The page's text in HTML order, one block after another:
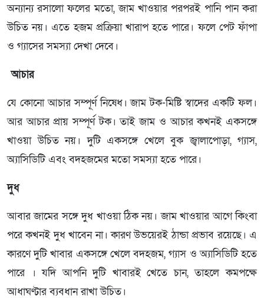
অন্যান্য রসালো ফলের মতো, জাম খাওয়ার পরপরই পানি পান করা
উচিত নয়। এতে হজম প্রক্রিয়া খারাপ হতে পারে। ফলে পেট ফাঁপা
ও গ্যাসের সমস্যা দেখা দেবে।
আচার
যে কোনো আচার সম্পূর্ণ নিষেধ। জাম টক-মিষ্টি স্বাদের একটি ফল।
আর আচার প্রায় সম্পূর্ণ টক। তাই জাম ও আচার কখনই একসঙ্গে
খাওয়া উচিত নয়। দুটি একসঙ্গে খেলে বুক জ্বালাপোড়া, গ্যাস,
অ্যাসিডিটি এবং বদহজমের মতো সমস্যা হতে পারে।
দুধ
আবার জামের সঙ্গে দুধ খাওয়া ঠিক নয়। জাম খাওয়ার আগে কিংবা
পরে কখনই দুধ খাবেন না। কারণ উভয়েরই ঠান্ডা প্রভাব রয়েছে। এ
কারণে দুটি খাবার একসঙ্গে খেলে বদহজম, গ্যাস ও অ্যাসিডিটি হতে
পারে । যদি আপনি দুটি খাবারই খেতে চান, তাহলে কমপক্ষে
আধাঘণ্টার ব্যবধান রাখা উচিত।